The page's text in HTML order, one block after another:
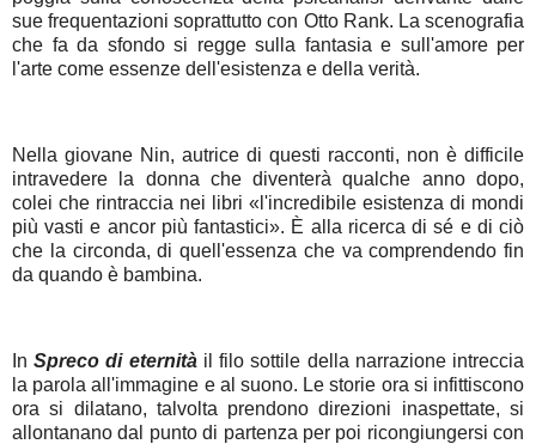
sue frequentazioni soprattutto con Otto Rank. La scenografia
che fa da sfondo si regge sulla fantasia e sull'amore per
l'arte come essenze dell'esistenza e della verità.
Nella giovane Nin, autrice di questi racconti, non è difficile
intravedere la donna che diventerà qualche anno dopo,
colei che rintraccia nei libri «l'incredibile esistenza di mondi
più vasti e ancor più fantastici». È alla ricerca di sé e di ciò
che la circonda, di quell'essenza che va comprendendo fin
da quando è bambina.
InSpreco di eternitàil filo sottile della narrazione intreccia
la parola all'immagine e al suono. Le storie ora si infittiscono
ora si dilatano, talvolta prendono direzioni inaspettate, si
allontanano dal punto di partenza per poi ricongiungersi con